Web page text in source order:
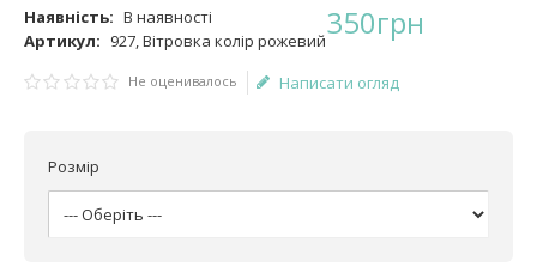
Наявність: В наявності
Артикул: 927, Вітровка колір рожевий350грн
Не оценивалось Написати огляд
Розмір